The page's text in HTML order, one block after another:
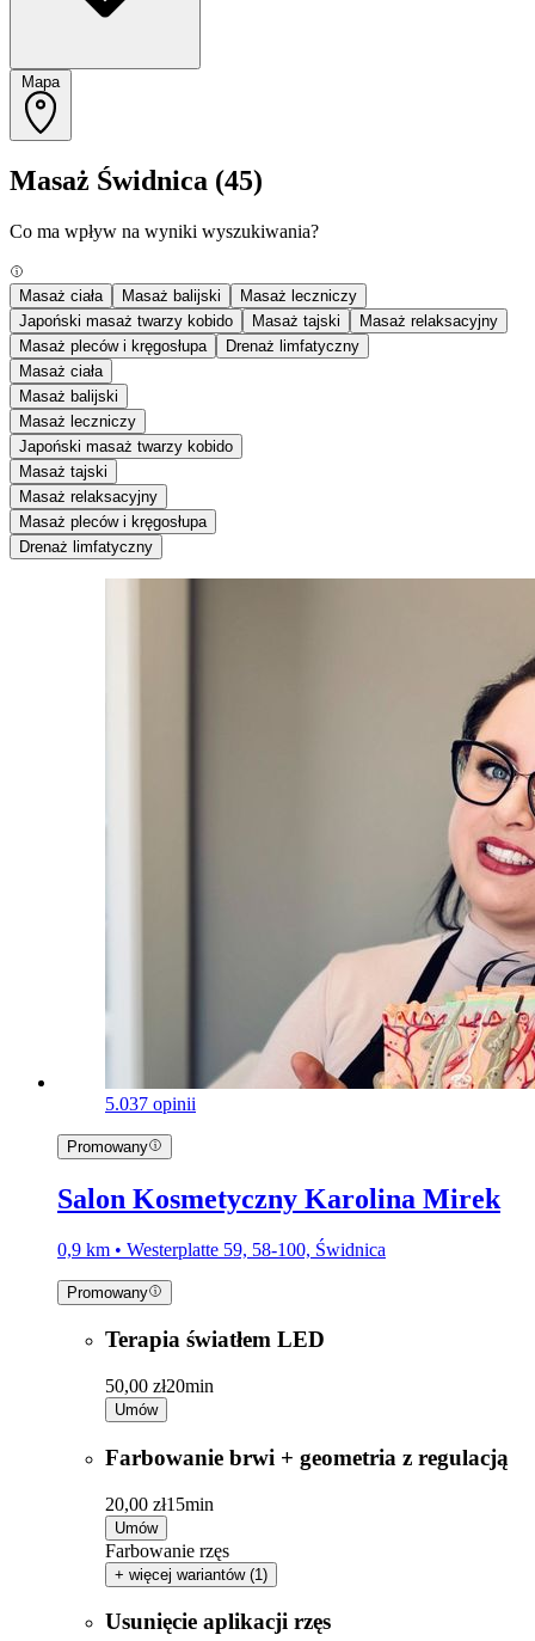
Mapa
Masaż Świdnica (45)
Co ma wpływ na wyniki wyszukiwania?
Masaż ciała Masaż balijski
Masaż leczniczy
Japoński masaż twarzy kobido
Masaż tajski
Masaż relaksacyjny
Masaż pleców i kręgosłupa
Drenaż limfatyczny
Masaż ciała
Masaż balijski
Masaż leczniczy
Japoński masaż twarzy kobido
Masaż tajski
Masaż relaksacyjny
Masaż pleców i kręgosłupa
Drenaż limfatyczny
5.037 opinii
Promowany
Salon Kosmetyczny Karolina Mirek
0,9 km • Westerplatte 59, 58-100, Świdnica
Promowany
Terapia światłem LED
50,00 zł20min
Umów
Farbowanie brwi + geometria z regulacją
20,00 zł15min
Umów
Farbowanie rzęs
+ więcej wariantów (1)
Usunięcie aplikacji rzęs